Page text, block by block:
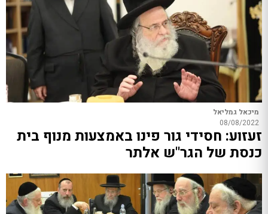
מיכאל גמליאל
08/08/2022
זעזוע: חסידי גור פינו באמצעות מנוף בית
כנסת של הגר"ש אלתר